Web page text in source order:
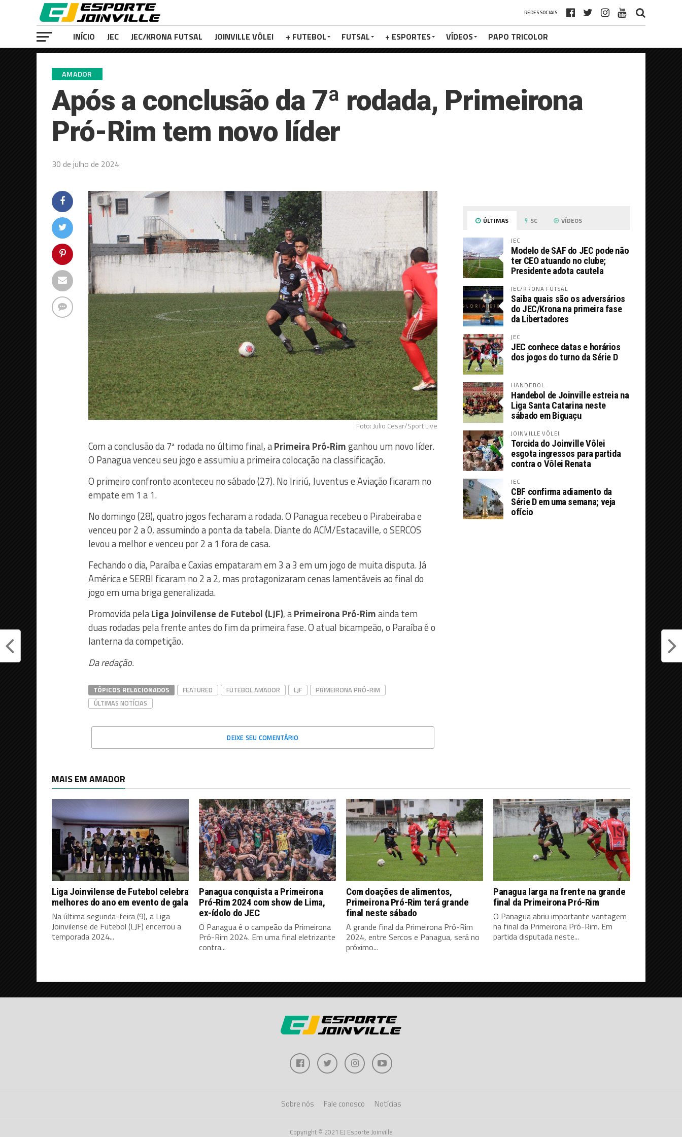
REDES SOCIAIS
INÍCIO JEC JEC/KRONA FUTSAL JOINVILLE VÔLEI + FUTEBOL FUTSAL + ESPORTES VÍDEOS PAPO TRICOLOR
AMADOR
Após a conclusão da 7ª rodada, Primeirona
Pró-Rim tem novo líder
30 de julho de 2024
Foto: Julio Cesar/Sport Live
Com a conclusão da 7ª rodada no último final, aPrimeira Pró-Rimganhou um novo líder.
O Panagua venceu seu jogo e assumiu a primeira colocação na classificação.
O primeiro confronto aconteceu no sábado (27). No Iririú, Juventus e Aviação ficaram no
empate em 1 a 1.
No domingo (28), quatro jogos fecharam a rodada. O Panagua recebeu o Pirabeiraba e
venceu por 2 a 0, assumindo a ponta da tabela. Diante do ACM/Estacaville, o SERCOS
levou a melhor e venceu por 2 a 1 fora de casa.
Fechando o dia, Paraíba e Caxias empataram em 3 a 3 em um jogo de muita disputa. Já
América e SERBI ficaram no 2 a 2, mas protagonizaram cenas lamentáveis ao final do
jogo em uma briga generalizada.
Promovida pelaLiga Joinvilense de Futebol (LJF), aPrimeirona Pró-Rimainda tem
duas rodadas pela frente antes do fim da primeira fase. O atual bicampeão, o Paraíba é o
lanterna da competição.
Da redação.
TÓPICOS RELACIONADOS FEATURED FUTEBOL AMADOR LJF
PRIMEIRONA PRÓ-RIM
ÚLTIMAS NOTÍCIAS
DEIXE SEU COMENTÁRIO
ÚLTIMAS SC VÍDEOS
JEC
Modelo de SAF do JEC pode não
ter CEO atuando no clube;
Presidente adota cautela
JEC/KRONA FUTSAL
Saiba quais são os adversários
do JEC/Krona na primeira fase
da Libertadores
JEC
JEC conhece datas e horários
dos jogos do turno da Série D
HANDEBOL
Handebol de Joinville estreia na
Liga Santa Catarina neste
sábado em Biguaçu
JOINVILLE VÔLEI
Torcida do Joinville Vôlei
esgota ingressos para partida
contra o Vôlei Renata
JEC
CBF confirma adiamento da
Série D em uma semana; veja
ofício
MAIS EM AMADOR
Liga Joinvilense de Futebol celebra
melhores do ano em evento de gala
Na última segunda-feira (9), a Liga
Joinvilense de Futebol (LJF) encerrou a
temporada 2024...
Panagua conquista a Primeirona
Pró-Rim 2024 com show de Lima,
ex-ídolo do JEC
O Panagua é o campeão da Primeirona
Pró-Rim 2024. Em uma final eletrizante
contra...
Com doações de alimentos,
Primeirona Pró-Rim terá grande
final neste sábado
A grande final da Primeirona Pró-Rim
2024, entre Sercos e Panagua, será no
próximo...
Panagua larga na frente na grande
final da Primeirona Pró-Rim
O Panagua abriu importante vantagem
na final da Primeirona Pró-Rim. Em
partida disputada neste...
Sobre nós Fale conosco Notícias
Copyright © 2021 EJ Esporte Joinville